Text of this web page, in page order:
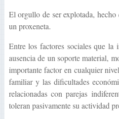
El orgullo de ser explotada,
un proxeneta.
Entre los factores sociales que la
ausencia de un soporte material,
importante factor en cualquier
familiar y las dificultades
relacionadas con parejas
toleran pasivamente su actividad